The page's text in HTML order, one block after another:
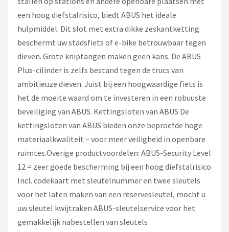
een hoog diefstalrisico, biedt ABUS het ideale
hulpmiddel. Dit slot met extra dikke zeskantketting
beschermt uw stadsfiets of e-bike betrouwbaar tegen
dieven. Grote kniptangen maken geen kans. De ABUS
Plus-cilinder is zelfs bestand tegen de trucs van
ambitieuze dieven. Juist bij een hoogwaardige fiets is
het de moeite waard om te investeren in een robuuste
beveiliging van ABUS. Kettingsloten van ABUS De
kettingsloten van ABUS bieden onze beproefde hoge
materiaalkwaliteit – voor meer veiligheid in openbare
ruimtes.Overige productvoordelen: ABUS-Security Level
12 = zeer goede bescherming bij een hoog diefstalrisico
Incl. codekaart met sleutelnummer en twee sleutels
voor het laten maken van een reservesleutel, mocht u
uw sleutel kwijtraken ABUS-sleutelservice voor het
gemakkelijk nabestellen van sleutels